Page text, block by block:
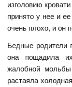
изголовию
принято у нее и
очень плохо, и он
Бедные родители
она пощадила
жалобной
растаяла